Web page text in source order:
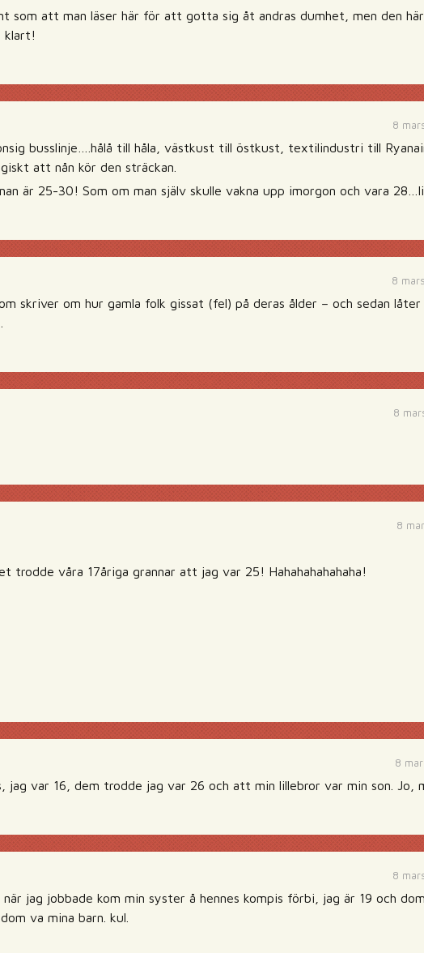
som att man läser här för att gotta sig åt andras dumhet, men den
klart!
8
busslinje….hålå till håla, västkust till östkust, textilindustri till
att nån kör den sträckan.
är 25-30! Som om man själv skulle vakna upp imorgon och vara
8
skriver om hur gamla folk gissat (fel) på deras ålder – och sedan
8
8
trodde våra 17åriga grannar att jag var 25! Hahahahahahaha!
8
jag var 16, dem trodde jag var 26 och att min lillebror var min son. Jo,
8
jag jobbade kom min syster å hennes kompis förbi, jag är 19 och
va mina barn. kul.